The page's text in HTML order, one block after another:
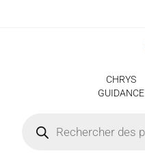
CHRYS
GUIDANCE